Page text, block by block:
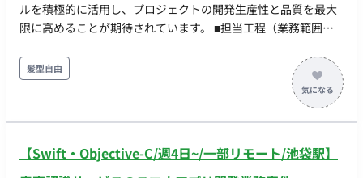
ルを積極的に活用し、プロジェクトの開発生産性と品質を最大
限に高めることが期待されています。 ■担当工程（業務範囲）
をご担当いただきます。 ・フロントエンド開発：Vue.js等を用
いたUI/UXのコンポーネント開発 ・バックエンド開発：C#を用
いたAPI・ビジネスロジックの開発 ・AI駆動開発：GitHub
Copilot、Cursor、Claude等のAI開発支援ツールを日常的に活
グラミング：C#, TypeScript ・FW：ASP.NET Core, .NET8以降,
髪型自由
【Swift・Objective-C/週4日~/一部リモート/池袋駅】